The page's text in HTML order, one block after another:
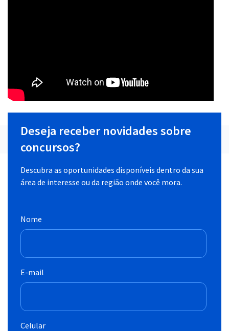
Deseja receber novidades sobre
concursos?
Descubra as oportunidades disponíveis dentro da sua
área de interesse ou da região onde você mora.
Nome
E-mail
Celular